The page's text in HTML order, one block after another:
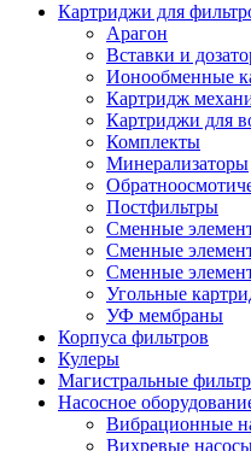
Картриджи для
Арагон
Вставки и
Ионообменные
Картридж
Картриджи для
Комплекты
Минерализаторы
Постфильтры
Сменные
Сменные
Сменные
Угольные
УФ мембраны
Корпуса фильтров
Кулеры
Магистральные
Насосное
Вибрационные
Вихревые